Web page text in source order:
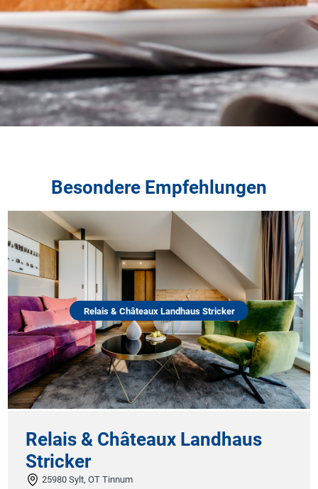
Besondere Empfehlungen
Relais & Châteaux Landhaus Stricker
Relais & Châteaux Landhaus
Stricker
25980 Sylt, OT Tinnum